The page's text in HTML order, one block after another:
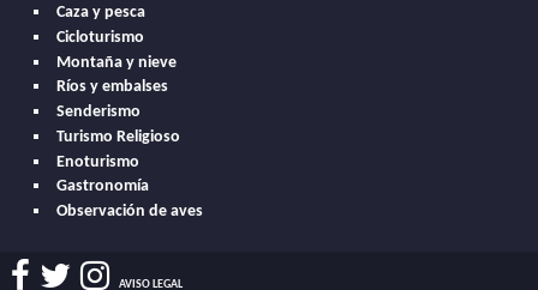
Caza y pesca
Cicloturismo
Montaña y nieve
Ríos y embalses
Senderismo
Turismo Religioso
Enoturismo
Gastronomía
Observación de aves
AVISO LEGAL